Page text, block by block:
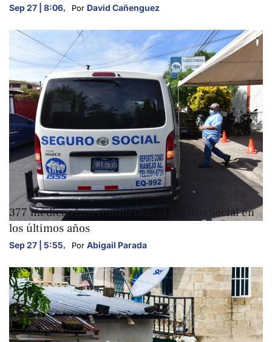
Sep 27 | 8:06, Por David Cañenguez
NACIONALES
377 médicos han renunciado al Seguro Social en
los últimos años
Sep 27 | 5:55, Por Abigail Parada